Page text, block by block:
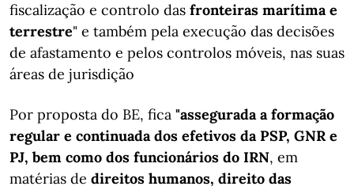
fiscalização e controlo das fronteiras marítima e
terrestre" e também pela execução das decisões
de afastamento e pelos controlos móveis, nas suas
áreas de jurisdição
Por proposta do BE, fica "assegurada a formação
regular e continuada dos efetivos da PSP, GNR e
PJ, bem como dos funcionários do IRN, em
matérias de direitos humanos, direito das